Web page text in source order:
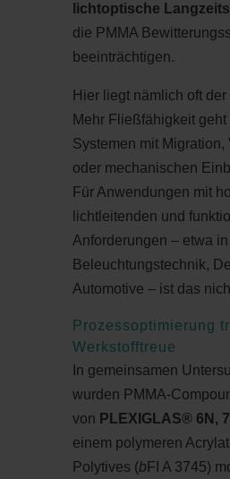
lichtoptische
die PMMA
beeinträchtigen.
Hier liegt nämlich oft
Mehr Fließfähigkeit
Systemen mit Migration,
oder mechanischen
Für Anwendungen mit
lichtleitenden und
Anforderungen – etwa in
Beleuchtungstechnik,
Automotive – ist das
Prozessoptimierung
Werkstofftreue
In gemeinsamen
wurden PMMA-
von PLEXIGLAS® 6N,
einem polymeren
Polytives (b FI A 3745)